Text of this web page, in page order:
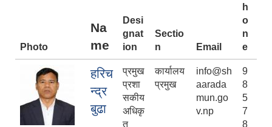
Photo
Na
me
Desi
gnat
ion
Sectio
n
Email
h
o
n
e
हरिच
न्द्र
बुढा
प्रमुख
प्रशा
सकीय
अधिकृ
त
कार्यालय
प्रमुख
info@sh
aarada
mun.go
v.np
9
8
5
7
8